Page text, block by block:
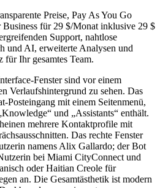
Preise, Pay As You Go
Business für 29 $/Monat inklusive 29 $
Support, nahtlose
und AI, erweiterte Analysen und
für Ihr gesamtes Team.